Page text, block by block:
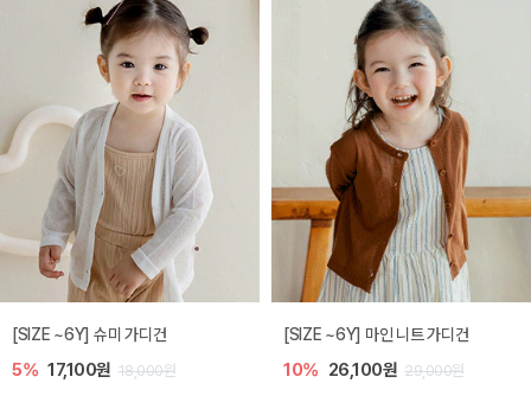
트 가디건
29,000원
밀라 아기 점프수트
10% 34,000원
밀라 아기 셋업
20%